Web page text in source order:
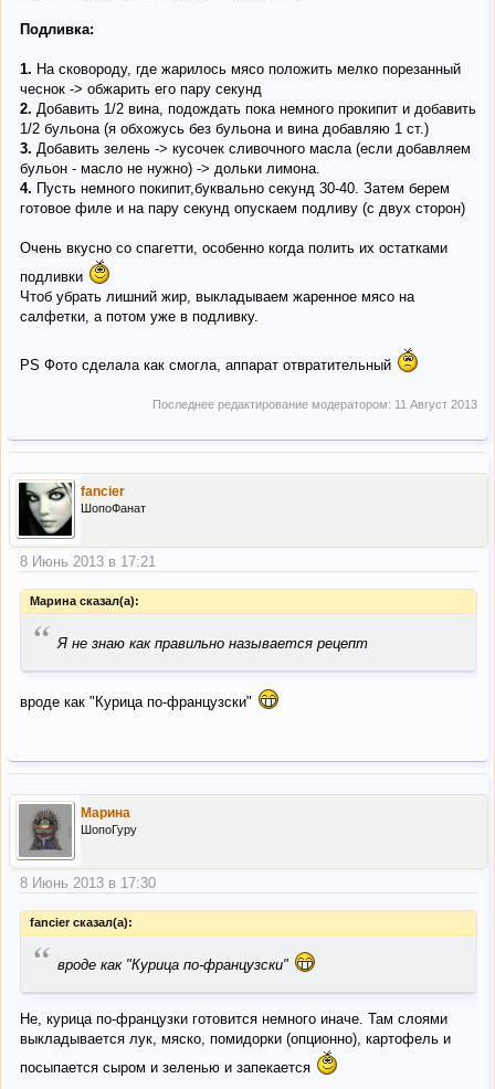
Подливка:
1. На сковороду, где жарилось мясо положить мелко порезанный
чеснок -> обжарить его пару секунд
2. Добавить 1/2 вина, подождать пока немного прокипит и добавить
1/2 бульона (я обхожусь без бульона и вина добавляю 1 ст.)
3. Добавить зелень -> кусочек сливочного масла (если добавляем
бульон - масло не нужно) -> дольки лимона.
4. Пусть немного покипит,буквально секунд 30-40. Затем берем
готовое филе и на пару секунд опускаем подливу (с двух сторон)
Очень вкусно со спагетти, особенно когда полить их остатками
подливки
Чтоб убрать лишний жир, выкладываем жаренное мясо на
салфетки, а потом уже в подливку.
PS Фото сделала как смогла, аппарат отвратительный
Последнее редактирование модератором: 11 Август 2013
fancier
ШопоФанат
8 Июнь 2013 в 17:21
Марина сказал(а):
“ Я не знаю как правильно называется рецепт
вроде как "Курица по-французски"
Марина
ШопоГуру
8 Июнь 2013 в 17:30
fancier сказал(а):
“ вроде как "Курица по-французски"
Не, курица по-французки готовится немного иначе. Там слоями
выкладывается лук, мяско, помидорки (опционно), картофель и
посыпается сыром и зеленью и запекается